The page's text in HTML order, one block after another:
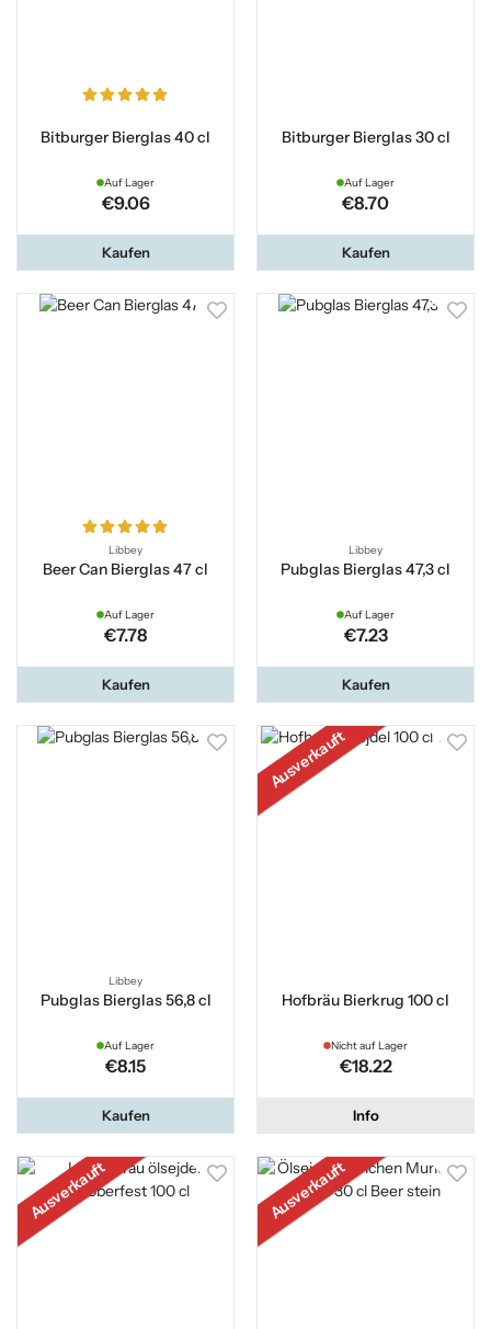
Bitburger Bierglas 40 cl
Auf Lager
€9.06
Kaufen
Bitburger Bierglas 30 cl
Auf Lager
€8.70
Kaufen
Libbey
Beer Can Bierglas 47 cl
Auf Lager
€7.78
Kaufen
Libbey
Pubglas Bierglas 47,3 cl
Auf Lager
€7.23
Kaufen
Libbey
Pubglas Bierglas 56,8 cl
Auf Lager
€8.15
Kaufen
Ausverkauft
Hofbräu Bierkrug 100 cl
Nicht auf Lager
€18.22
Info
Ausverkauft Ausverkauft